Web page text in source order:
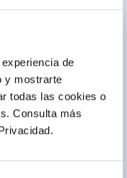
de
y mostrarte
todas las cookies o
Consulta más
frecuentes